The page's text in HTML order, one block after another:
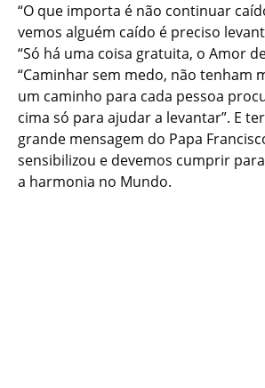
“O que importa é não continuar
vemos alguém caído é preciso
“Só há uma coisa gratuita, o Amor de
“Caminhar sem medo, não tenham
um caminho para cada pessoa
cima só para ajudar a levantar”. E
grande mensagem do Papa
sensibilizou e devemos cumprir
a harmonia no Mundo.